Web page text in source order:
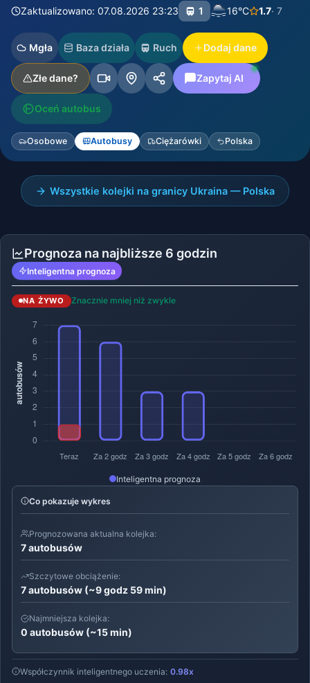
Zaktualizowano: 07.08.2026 23:23 1 16°C 1.7· 7
Mgła Baza działa Ruch Dodaj dane
Złe dane? Zapytaj AI
Oceń autobus
Osobowe Autobusy Ciężarówki Polska
Wszystkie kolejki na granicy Ukraina — Polska
Prognoza na najbliższe 6 godzin
Inteligentna prognoza
NA ŻYWO Znacznie mniej niż zwykle
Inteligentna prognoza
Co pokazuje wykres
Prognozowana aktualna kolejka:
7 autobusów
Szczytowe obciążenie:
7 autobusów (~9 godz 59 min)
Najmniejsza kolejka:
0 autobusów (~15 min)
Współczynnik inteligentnego uczenia: 0.98x